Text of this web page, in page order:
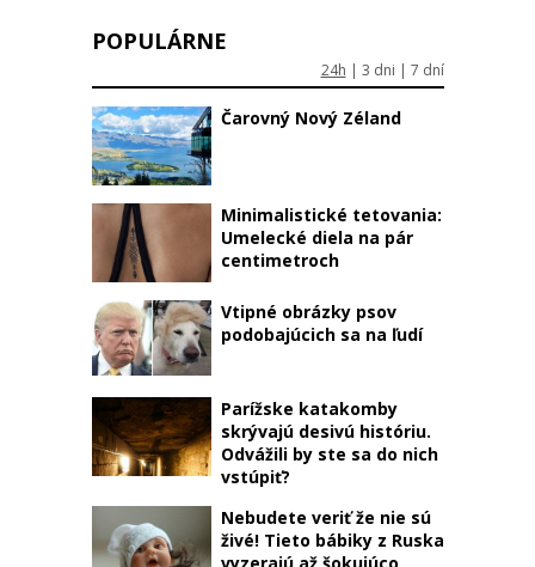
POPULÁRNE
24h | 3 dni | 7 dní
Čarovný Nový Zéland
Minimalistické tetovania:
Umelecké diela na pár
centimetroch
Vtipné obrázky psov
podobajúcich sa na ľudí
Parížske katakomby
skrývajú desivú históriu.
Odvážili by ste sa do nich
vstúpiť?
Nebudete veriť že nie sú
živé! Tieto bábiky z Ruska